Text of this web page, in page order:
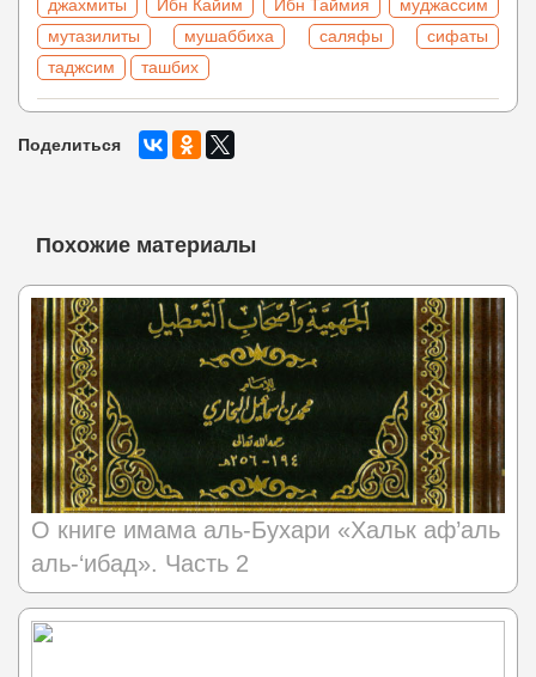
джахмиты
Ибн Кайим Ибн Таймия
муджассим
мутазилиты
мушаббиха саляфы
сифаты
таджсим
ташбих
Поделиться
Похожие материалы
О книге имама аль-Бухари «Хальк аф’аль
аль-‘ибад». Часть 2